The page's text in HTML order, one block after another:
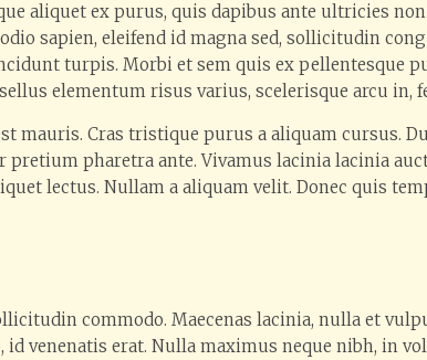
aliquet ex purus, quis dapibus ante ultricies
sapien, eleifend id magna sed, sollicitudin
turpis. Morbi et sem quis ex pellentesque
elementum risus varius, scelerisque arcu in,
mauris. Cras tristique purus a aliquam cursus.
pharetra ante. Vivamus lacinia lacinia
lectus. Nullam a aliquam velit. Donec quis
commodo. Maecenas lacinia, nulla et
venenatis erat. Nulla maximus neque nibh, in